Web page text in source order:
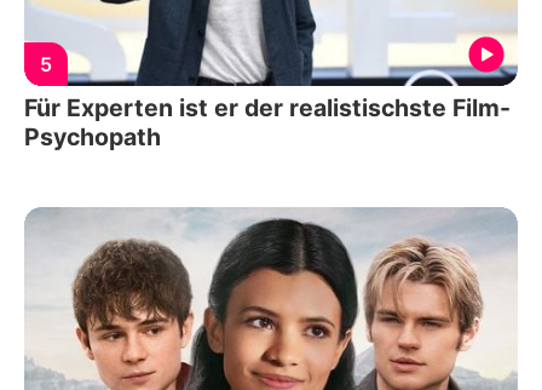
5
Für Experten ist er der realistischste Film-
Psychopath